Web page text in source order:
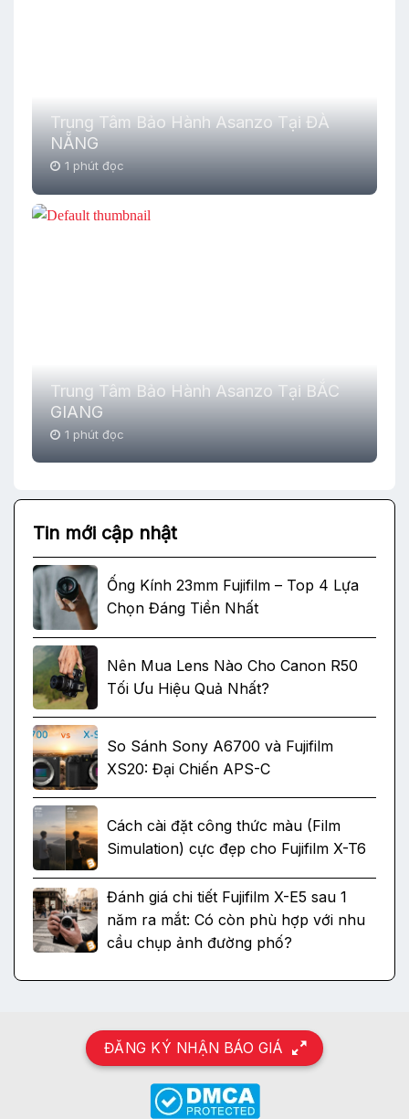
Trung Tâm Bảo Hành Asanzo Tại ĐÀ
NẴNG
1 phút đọc
Trung Tâm Bảo Hành Asanzo Tại BẮC
GIANG
1 phút đọc
Tin mới cập nhật
Ống Kính 23mm Fujifilm – Top 4 Lựa
Chọn Đáng Tiền Nhất
Nên Mua Lens Nào Cho Canon R50
Tối Ưu Hiệu Quả Nhất?
So Sánh Sony A6700 và Fujifilm
XS20: Đại Chiến APS-C
Cách cài đặt công thức màu (Film
Simulation) cực đẹp cho Fujifilm X-T6
Đánh giá chi tiết Fujifilm X-E5 sau 1
năm ra mắt: Có còn phù hợp với nhu
cầu chụp ảnh đường phố?
ĐĂNG KÝ NHẬN BÁO GIÁ